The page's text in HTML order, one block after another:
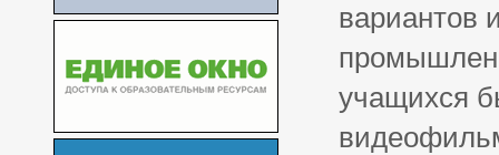
вариантов
учащихся